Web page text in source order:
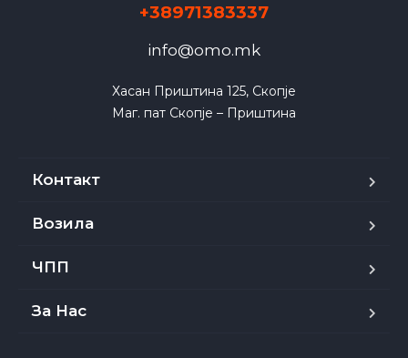
+38971383337
info@omo.mk
Хасан Приштина 125, Скопје
Маг. пат Скопје – Приштина
Контакт
Возила
ЧПП
За Нас